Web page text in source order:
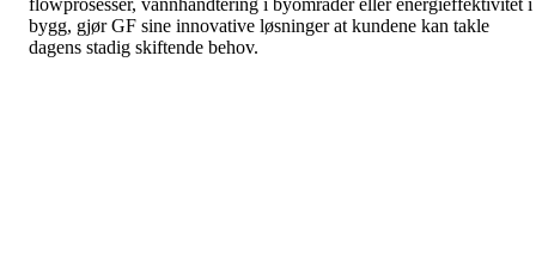
flowprosesser, vannhåndtering i byområder eller energieffektivitet i
bygg, gjør GF sine innovative løsninger at kundene kan takle
dagens stadig skiftende behov.